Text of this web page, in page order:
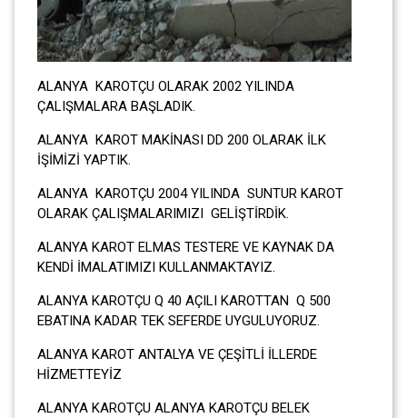
ALANYA KAROTÇU OLARAK 2002 YILINDA
ÇALIŞMALARA BAŞLADIK.
ALANYA KAROT MAKİNASI DD 200 OLARAK İLK
İŞİMİZİ YAPTIK.
ALANYA KAROTÇU 2004 YILINDA SUNTUR KAROT
OLARAK ÇALIŞMALARIMIZI GELİŞTİRDİK.
ALANYA KAROT ELMAS TESTERE VE KAYNAK DA
KENDİ İMALATIMIZI KULLANMAKTAYIZ.
ALANYA KAROTÇU Q 40 AÇILI KAROTTAN Q 500
EBATINA KADAR TEK SEFERDE UYGULUYORUZ.
ALANYA KAROT ANTALYA VE ÇEŞİTLİ İLLERDE
HİZMETTEYİZ
ALANYA KAROTÇU ALANYA KAROTÇU BELEK